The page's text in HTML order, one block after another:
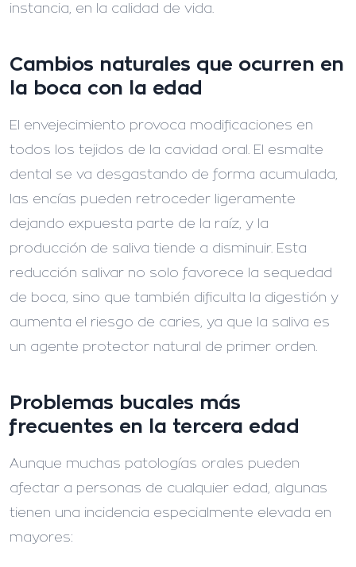
instancia, en la calidad de vida.
Cambios naturales que ocurren en
la boca con la edad
El envejecimiento provoca modificaciones en
todos los tejidos de la cavidad oral. El esmalte
dental se va desgastando de forma acumulada,
las encías pueden retroceder ligeramente
dejando expuesta parte de la raíz, y la
producción de saliva tiende a disminuir. Esta
reducción salivar no solo favorece la sequedad
de boca, sino que también dificulta la digestión y
aumenta el riesgo de caries, ya que la saliva es
un agente protector natural de primer orden.
Problemas bucales más
frecuentes en la tercera edad
Aunque muchas patologías orales pueden
afectar a personas de cualquier edad, algunas
tienen una incidencia especialmente elevada en
mayores: